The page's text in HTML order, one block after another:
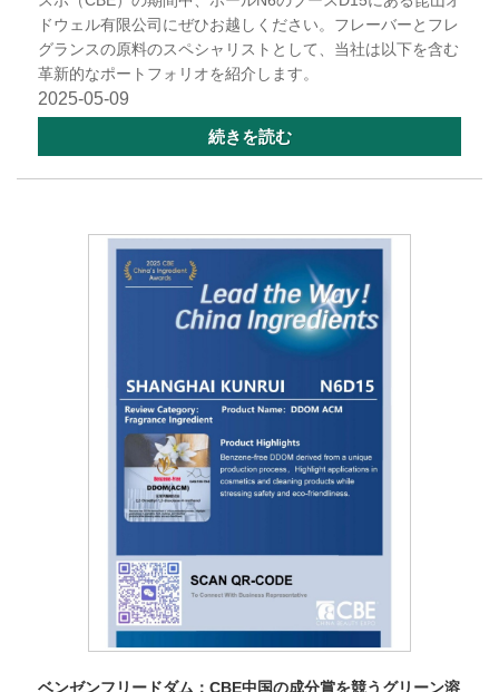
ドウェル有限公司にぜひお越しください。フレーバーとフレ
グランスの原料のスペシャリストとして、当社は以下を含む
革新的なポートフォリオを紹介します。
2025-05-09
続きを読む
ベンゼンフリードダム：CBE中国の成分賞を競うグリーン溶